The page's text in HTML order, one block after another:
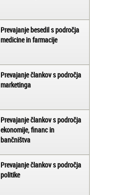
Prevajanje besedil s področja
medicine in farmacije
Prevajanje člankov s področja
marketinga
Prevajanje člankov s področja
ekonomije, financ in
bančništva
Prevajanje člankov s področja
politike